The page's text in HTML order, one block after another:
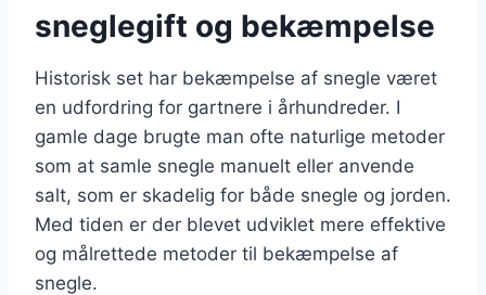
sneglegift og bekæmpelse
Historisk set har bekæmpelse af snegle været
en udfordring for gartnere i århundreder. I
gamle dage brugte man ofte naturlige metoder
som at samle snegle manuelt eller anvende
salt, som er skadelig for både snegle og jorden.
Med tiden er der blevet udviklet mere effektive
og målrettede metoder til bekæmpelse af
snegle.